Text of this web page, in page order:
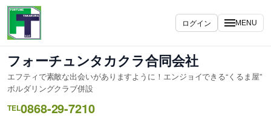
内
を
キ
ッ
プ
ログイン MENU
フォーチュンタカクラ合同会社
エフティで素敵な出会いがありますように！エンジョイできる“くるま屋”
ボルダリングクラブ併設
TEL0868-29-7210